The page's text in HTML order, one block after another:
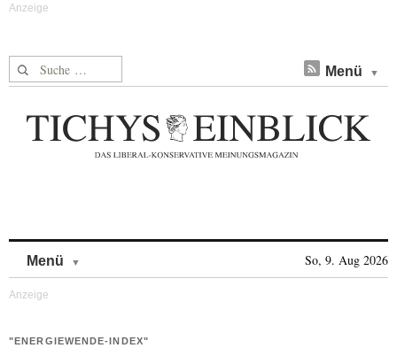
Suche nach: Menü
Menü So, 9. Aug 2026
"ENERGIEWENDE-INDEX"